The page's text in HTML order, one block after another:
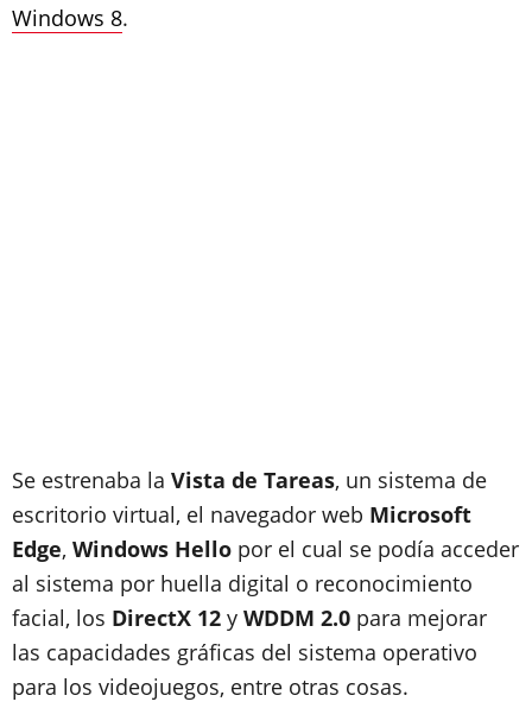
Windows 8.
Se estrenaba la Vista de Tareas, un sistema de
escritorio virtual, el navegador web Microsoft
Edge, Windows Hello por el cual se podía acceder
al sistema por huella digital o reconocimiento
facial, los DirectX 12 y WDDM 2.0 para mejorar
las capacidades gráficas del sistema operativo
para los videojuegos, entre otras cosas.